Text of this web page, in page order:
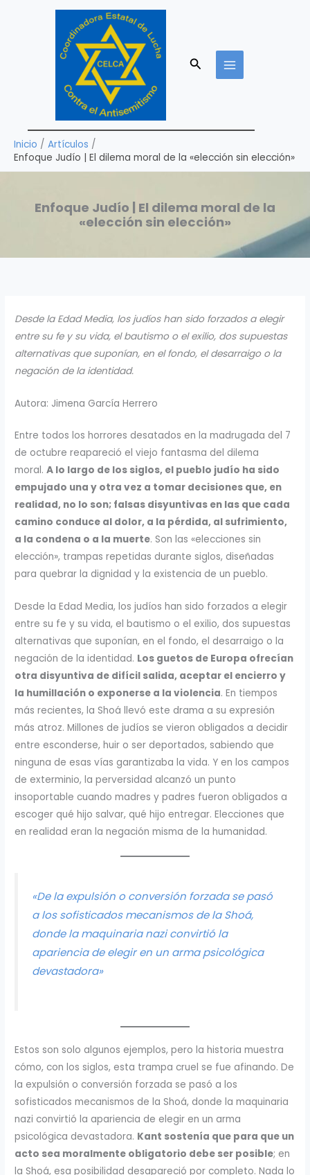
Buscar
Inicio
Artículos
Enfoque Judío | El dilema moral de la «elección sin elección»
Enfoque Judío | El dilema moral de la
«elección sin elección»
Desde la Edad Media, los judíos han sido forzados a elegir
entre su fe y su vida, el bautismo o el exilio, dos supuestas
alternativas que suponían, en el fondo, el desarraigo o la
negación de la identidad.
Autora: Jimena García Herrero
Entre todos los horrores desatados en la madrugada del 7
de octubre reapareció el viejo fantasma del dilema
moral.A lo largo de los siglos, el pueblo judío ha sido
empujado una y otra vez a tomar decisiones que, en
realidad, no lo son; falsas disyuntivas en las que cada
camino conduce al dolor, a la pérdida, al sufrimiento,
a la condena o a la muerte. Son las «elecciones sin
elección», trampas repetidas durante siglos, diseñadas
para quebrar la dignidad y la existencia de un pueblo.
Desde la Edad Media, los judíos han sido forzados a elegir
entre su fe y su vida, el bautismo o el exilio, dos supuestas
alternativas que suponían, en el fondo, el desarraigo o la
negación de la identidad. Los guetos de Europa ofrecían
otra disyuntiva de difícil salida, aceptar el encierro y
la humillación o exponerse a la violencia. En tiempos
más recientes, la Shoá llevó este drama a su expresión
más atroz. Millones de judíos se vieron obligados a decidir
entre esconderse, huir o ser deportados, sabiendo que
ninguna de esas vías garantizaba la vida. Y en los campos
de exterminio, la perversidad alcanzó un punto
insoportable cuando madres y padres fueron obligados a
escoger qué hijo salvar, qué hijo entregar. Elecciones que
en realidad eran la negación misma de la humanidad.
«De la expulsión o conversión forzada se pasó
a los sofisticados mecanismos de la Shoá,
donde la maquinaria nazi convirtió la
apariencia de elegir en un arma psicológica
devastadora»
Estos son solo algunos ejemplos, pero la historia muestra
cómo, con los siglos, esta trampa cruel se fue afinando. De
la expulsión o conversión forzada se pasó a los
sofisticados mecanismos de la Shoá, donde la maquinaria
nazi convirtió la apariencia de elegir en un arma
psicológica devastadora. Kant sostenía que para que un
acto sea moralmente obligatorio debe ser posible; en
la Shoá, esa posibilidad desapareció por completo. Nada lo